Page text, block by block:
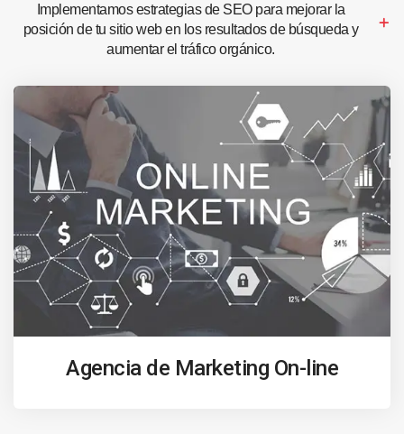
Implementamos estrategias de SEO para mejorar la
posición de tu sitio web en los resultados de búsqueda y
aumentar el tráfico orgánico.
Agencia de Marketing On-line